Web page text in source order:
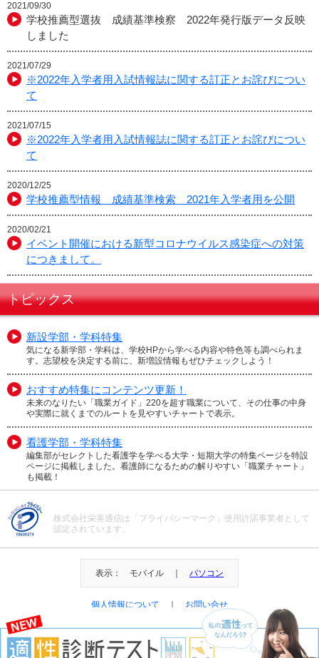
2021/09/30
学校推薦型選抜 成績基準検察 2022年発行版データ反映
しました
2021/07/29
※2022年入学者用入試情報誌に関する訂正とお詫びについ
て
2021/07/15
※2022年入学者用入試情報誌に関する訂正とお詫びについ
て
2020/12/25
学校推薦型情報 成績基準検索 2021年入学者用を公開
2020/02/21
イベント開催における新型コロナウイルス感染症への対策
につきまして。
トピックス
新設学部・学科特集
気になる新学部・学科は、学校HPから学べる内容や特色等も調べられま
す。志望校を決定する前に、新増設情報もぜひチェックしよう！
おすすめ特集にコンテンツ更新！
未来のなりたい「職業ガイド」220を超す職業について、その仕事の中身
や実際に就くまでのルートを見やすいチャートで表示。
看護学部・学科特集
編集部がセレクトした看護学を学べる大学・短期大学の特集ページを特設
ページに掲載しました。看護師になるための解りやすい「職業チャート」
も掲載！
株式会社栄美通信は「プライバシーマーク」使用許諾事業者として
認定されています。
表示： モバイル ｜ パソコン
個人情報について お問い合せ
＠Eibi Tsushin All Right Reserved.